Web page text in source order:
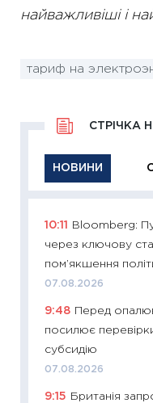
найважливіші і
тариф на
НОВИНИ
СТРІЧКА
10:11
Bloomberg:
через ключову
пом’якшення
07.08.2026
9:48 Перед
посилює
субсидію
07.08.2026
9:15 Британія